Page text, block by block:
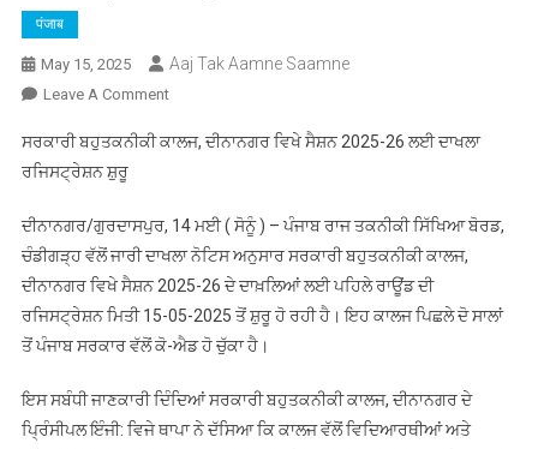
पंजाब
May 15, 2025 Aaj Tak Aamne Saamne
Leave A CommentOn
ਬਹੁਤਕਨੀਕੀ
ਵਿਖੇ
ਸੈਸ਼ਨ
2025-
26
ਲਈ
ਰਜਿਸਟ੍ਰੇਸ਼ਨ
ਸ਼ੁਰੂ
ਸਰਕਾਰੀ ਬਹੁਤਕਨੀਕੀ ਕਾਲਜ, ਦੀਨਾਨਗਰ ਵਿਖੇ ਸੈਸ਼ਨ 2025-26 ਲਈ ਦਾਖਲਾ
ਰਜਿਸਟ੍ਰੇਸ਼ਨ ਸ਼ੁਰੂ
ਦੀਨਾਨਗਰ/ਗੁਰਦਾਸਪੁਰ, 14 ਮਈ ( ਸੋਨੂੰ ) – ਪੰਜਾਬ ਰਾਜ ਤਕਨੀਕੀ ਸਿੱਖਿਆ ਬੋਰਡ,
ਚੰਡੀਗੜ੍ਹ ਵੱਲੋਂ ਜਾਰੀ ਦਾਖਲਾ ਨੋਟਿਸ ਅਨੁਸਾਰ ਸਰਕਾਰੀ ਬਹੁਤਕਨੀਕੀ ਕਾਲਜ,
ਦੀਨਾਨਗਰ ਵਿਖੇ ਸੈਸ਼ਨ 2025-26 ਦੇ ਦਾਖ਼ਲਿਆਂ ਲਈ ਪਹਿਲੇ ਰਾਊਂਡ ਦੀ
ਰਜਿਸਟ੍ਰੇਸ਼ਨ ਮਿਤੀ 15-05-2025 ਤੋਂ ਸ਼ੁਰੂ ਹੋ ਰਹੀ ਹੈ। ਇਹ ਕਾਲਜ ਪਿਛਲੇ ਦੋ ਸਾਲਾਂ
ਤੋਂ ਪੰਜਾਬ ਸਰਕਾਰ ਵੱਲੋਂ ਕੋ-ਐਡ ਹੋ ਚੁੱਕਾ ਹੈ।
ਇਸ ਸਬੰਧੀ ਜਾਣਕਾਰੀ ਦਿੰਦਿਆਂ ਸਰਕਾਰੀ ਬਹੁਤਕਨੀਕੀ ਕਾਲਜ, ਦੀਨਾਨਗਰ ਦੇ
ਪ੍ਰਿੰਸੀਪਲ ਇੰਜੀ: ਵਿਜੇ ਥਾਪਾ ਨੇ ਦੱਸਿਆ ਕਿ ਕਾਲਜ ਵੱਲੋਂ ਵਿਦਿਆਰਥੀਆਂ ਅਤੇ